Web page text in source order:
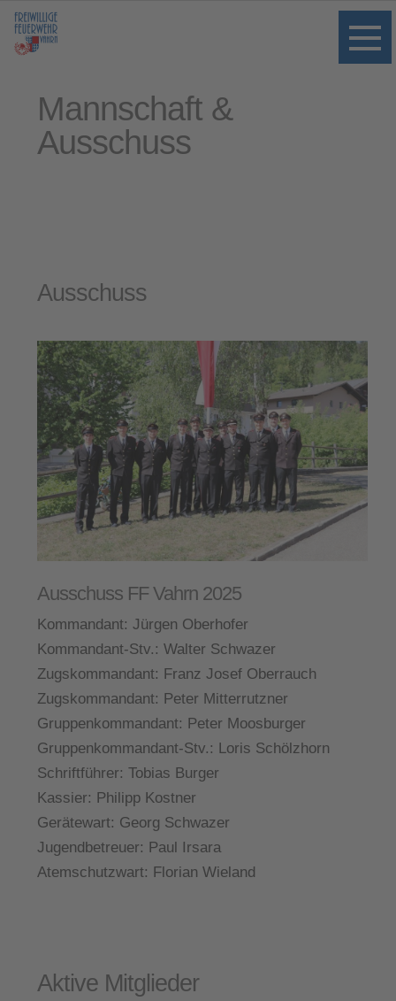
Mannschaft &
Ausschuss
Ausschuss
Ausschuss FF Vahrn 2025
Kommandant:Jürgen Oberhofer
Kommandant-Stv.:Walter Schwazer
Zugskommandant: Franz Josef Oberrauch
Zugskommandant: Peter Mitterrutzner
Gruppenkommandant: Peter Moosburger
Gruppenkommandant-Stv.: Loris Schölzhorn
Schriftführer:Tobias Burger
Kassier: Philipp Kostner
Gerätewart: Georg Schwazer
Jugendbetreuer: Paul Irsara
Atemschutzwart: Florian Wieland
Aktive Mitglieder